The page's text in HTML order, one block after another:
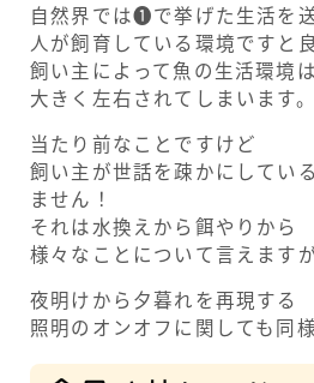
自然界では❶で挙げた生活を
人が飼育している環境ですと
飼い主によって魚の生活環境は
大きく左右されてしまいます。
当たり前なことですけど
飼い主が世話を疎かにしてい
ません！
それは水換えから餌やりから
様々なことについて言えます
夜明けから夕暮れを再現する
照明のオンオフに関しても同